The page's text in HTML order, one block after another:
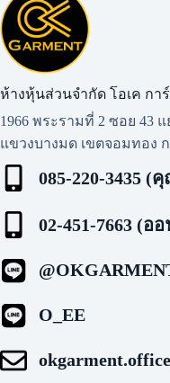
ห้างหุ้นส่วนจำกัด โอเค กา
1966 พระรามที่ 2 ซอย 43
แขวงบางมด เขตจอมทอง ก
085-220-3435 (
02-451-7663 (อ
O_EE